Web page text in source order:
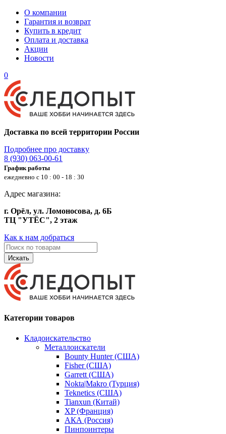
О компании
Гарантия и возврат
Купить в кредит
Оплата и доставка
Акции
Новости
0
Доставка по всей территории России
Подробнее про доставку
8 (930) 063-00-61
График работы
ежедневно с 10 : 00 - 18 : 30
Адрес магазина:
г. Орёл, ул. Ломоносова, д. 6Б
ТЦ "УТЁС", 2 этаж
Как к нам добраться
Искать
Категории товаров
Кладоискательство
Металлоискатели
Bounty Hunter (США)
Fisher (США)
Garrett (США)
Nokta|Makro (Турция)
Teknetics (США)
Tianxun (Китай)
XP (Франция)
АКА (Россия)
Пинпоинтеры